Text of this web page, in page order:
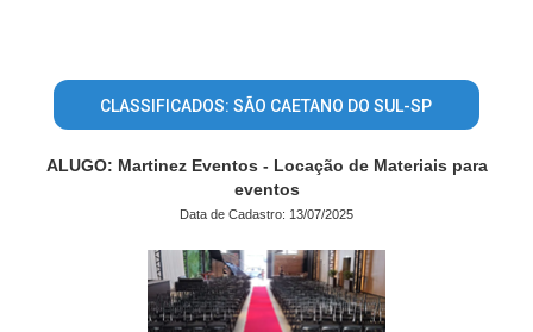
CLASSIFICADOS: SÃO CAETANO DO SUL-SP
ALUGO: Martinez Eventos - Locação de Materiais para
eventos
Data de Cadastro: 13/07/2025